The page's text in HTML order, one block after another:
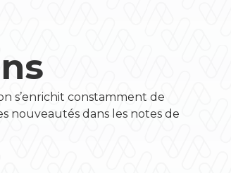
s’enrichit constamment de
nouveautés dans les notes de